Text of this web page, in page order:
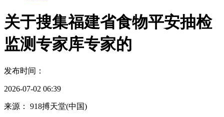
关于搜集福建省食物平安抽检
监测专家库专家的
发布时间：
2026-07-02 06:39
来源： 918搏天堂(中国)